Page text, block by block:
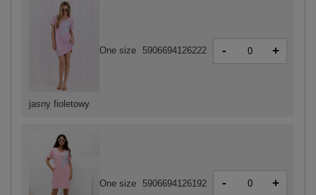
jasny fioletowy
One size 5906694126222 - +
One size 5906694126192 - +